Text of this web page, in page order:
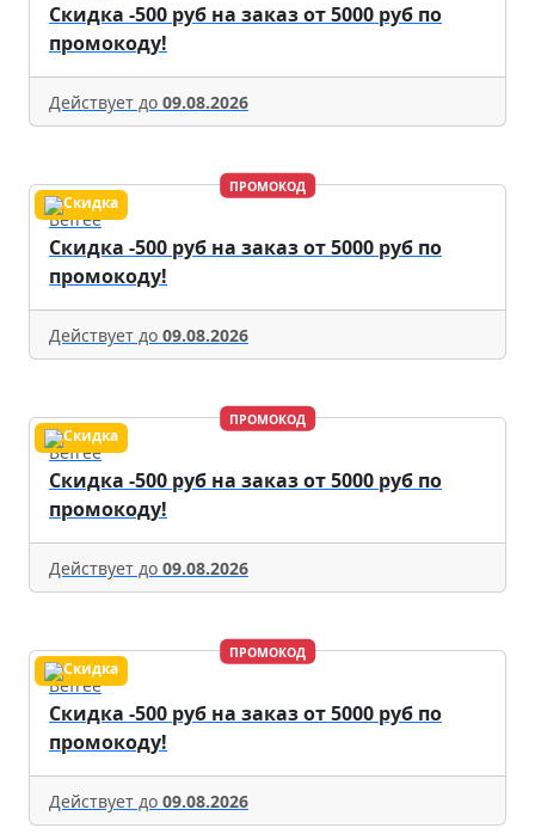
Скидка -500 руб на заказ от 5000 руб по
промокоду!
Действует до 09.08.2026
ПРОМОКОД
Befree
Скидка -500 руб на заказ от 5000 руб по
промокоду!
Действует до 09.08.2026
ПРОМОКОД
Befree
Скидка -500 руб на заказ от 5000 руб по
промокоду!
Действует до 09.08.2026
ПРОМОКОД
Befree
Скидка -500 руб на заказ от 5000 руб по
промокоду!
Действует до 09.08.2026